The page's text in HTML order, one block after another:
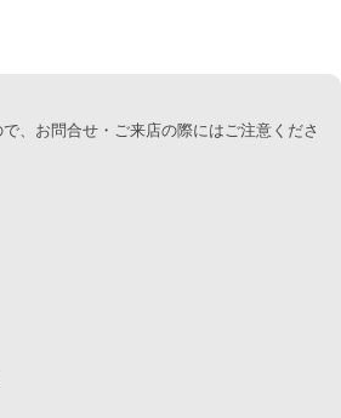
、お問合せ・ご来店の際にはご注意くださ